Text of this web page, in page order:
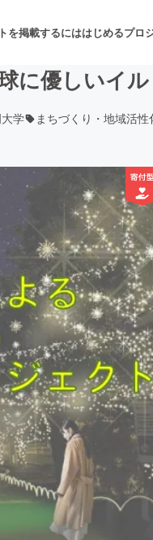
を掲載するにははじめるプロ
開発 フ
ア
for Social Good
ふるさと納税
に優しいイ
学 まちづくり・地域活性